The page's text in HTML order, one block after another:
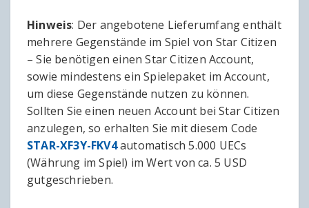
Hinweis: Der angebotene Lieferumfang enthält
mehrere Gegenstände im Spiel von Star Citizen
– Sie benötigen einen Star Citizen Account,
sowie mindestens ein Spielepaket im Account,
um diese Gegenstände nutzen zu können.
Sollten Sie einen neuen Account bei Star Citizen
anzulegen, so erhalten Sie mit diesem Code
STAR-XF3Y-FKV4automatisch 5.000 UECs
(Währung im Spiel) im Wert von ca. 5 USD
gutgeschrieben.